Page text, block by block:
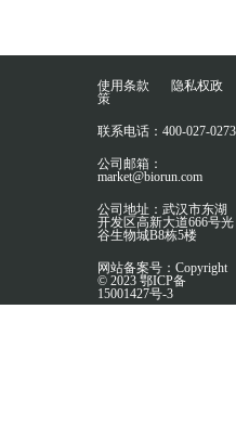
使用条款
隐私权政
策
联系电话：400-027-0273
公司邮箱：
market@biorun.com
公司地址：武汉市东湖
开发区高新大道666号光
谷生物城B8栋5楼
网站备案号：Copyright
© 2023 鄂ICP备
15001427号-3